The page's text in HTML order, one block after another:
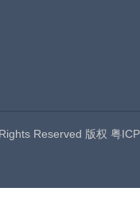
Reserved 版权 粤